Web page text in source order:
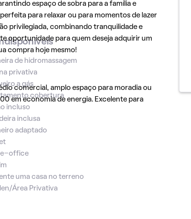
espaço de sobra para a família e
para relaxar ou para momentos de lazer
privilegiada, combinando tranquilidade e
oportunidade para quem deseja adquirir um
compra hoje mesmo!
comercial, amplo espaço para moradia ou
em economia de energia. Excelente para
de hidromassagem
privativa
a gás
cobertura
incluso
inclusa
adaptado
office
uma casa no terreno
Área Privativa